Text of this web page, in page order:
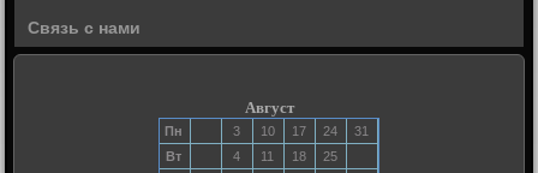
Связь с нами
Август
Пн 3 10 17 24
31
Вт
4 11 18
25